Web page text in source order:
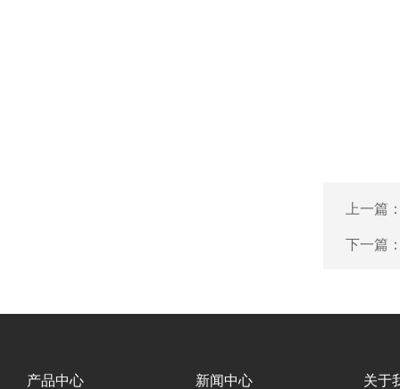
上一篇
下一篇
产品中心 新闻中心 关于